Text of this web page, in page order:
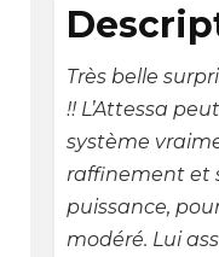
Très belle
!! L’Attessa
système
raffinement et
puissance,
modéré. Lui